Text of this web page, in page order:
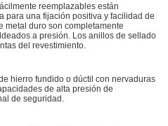
reemplazables están
para una fijación positiva y facilidad de
metal duro son completamente
a presión. Los anillos de sellado
del revestimiento.
hierro fundido o dúctil con nervaduras
de alta presión de
de seguridad.